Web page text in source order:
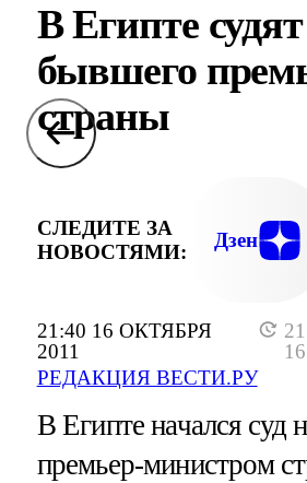
21:40 16 ОКТЯБРЯ
2011
РЕДАКЦИЯ ВЕСТИ.РУ
В Египте судят
бывшего
страны
СЛЕДИТЕ ЗА
НОВОСТЯМИ:
Дзен
В Египте начался
премьер-министром